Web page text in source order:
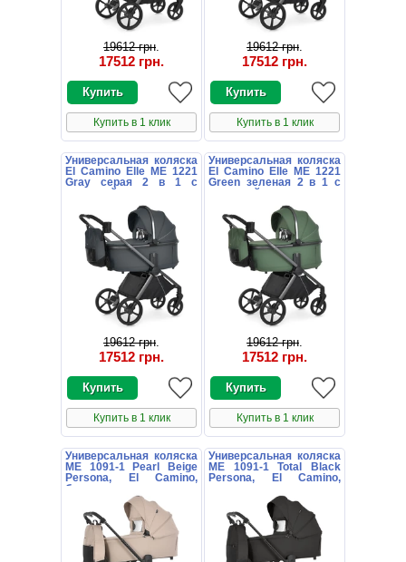
19612 грн.
17512 грн.
Купить в 1 клик
19612 грн.
17512 грн.
Купить в 1 клик
Универсальная коляска
El Camino Elle ME 1221
Gray серая 2 в 1 с
сумочкой
19612 грн.
17512 грн.
Купить в 1 клик
Универсальная коляска
El Camino Elle ME 1221
Green зеленая 2 в 1 с
сумочкой
19612 грн.
17512 грн.
Купить в 1 клик
Универсальная коляска
ME 1091-1 Pearl Beige
Persona, El Camino,
бежевая
Универсальная коляска
ME 1091-1 Total Black
Persona, El Camino,